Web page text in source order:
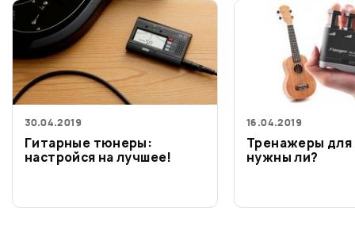
30.04.2019
Гитарные тюнеры:
настройся на лучшее!
16.04.2019
Тренажеры для
нужны ли?